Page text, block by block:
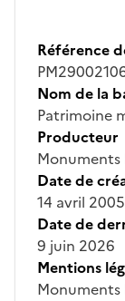
Référence
Nom de la
Patrimoine
Producteur
Date de
14 avril 2005
Date de
9 juin 2026
Mentions